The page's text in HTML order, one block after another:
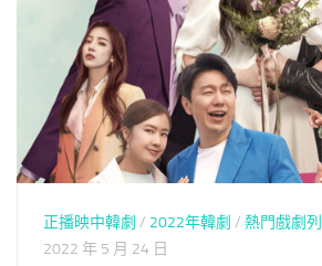
正播映中韓劇 / 2022年韓劇 / 熱門戲劇
2022 年 5 月 24 日